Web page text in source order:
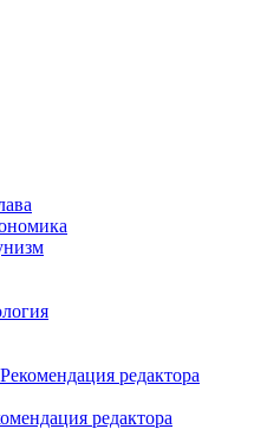
редактора
редактора